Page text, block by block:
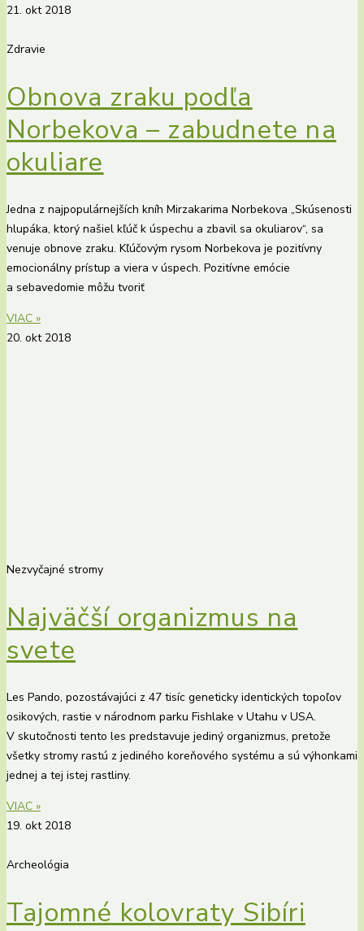
21. okt 2018
Zdravie
Obnova zraku podľa
Norbekova – zabudnete na
okuliare
Jedna z najpopulárnejších kníh Mirzakarima Norbekova „Skúsenosti
hlupáka, ktorý našiel kľúč k úspechu a zbavil sa okuliarov“, sa
venuje obnove zraku. Kľúčovým rysom Norbekova je pozitívny
emocionálny prístup a viera v úspech. Pozitívne emócie
a sebavedomie môžu tvoriť
VIAC »
20. okt 2018
Nezvyčajné stromy
Najväčší organizmus na
svete
Les Pando, pozostávajúci z 47 tisíc geneticky identických topoľov
osikových, rastie v národnom parku Fishlake v Utahu v USA.
V skutočnosti tento les predstavuje jediný organizmus, pretože
všetky stromy rastú z jediného koreňového systému a sú výhonkami
jednej a tej istej rastliny.
VIAC »
19. okt 2018
Archeológia
Tajomné kolovraty Sibíri